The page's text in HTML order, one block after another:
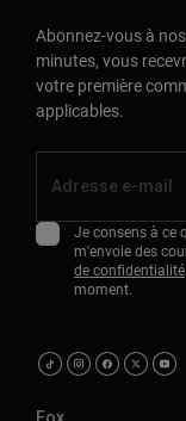
Abonnez-vous à
minutes, vous
votre première
applicables.
Je consens à ce
m'envoie des
de confidentialité
moment.